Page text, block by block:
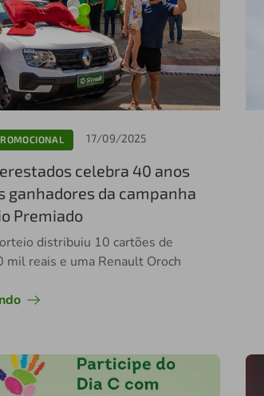
17/09/2025
celebra 40 anos
ganhadores da campanha
Premiado
distribuiu 10 cartões de
mil reais e uma Renault Oroch